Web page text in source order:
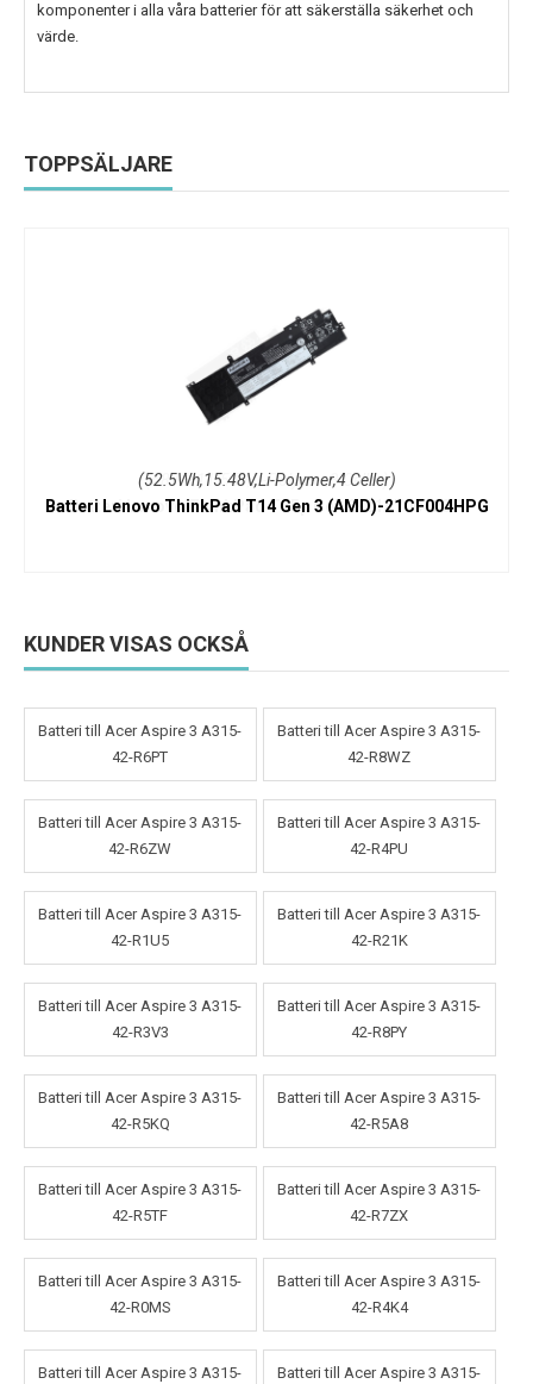
komponenter i alla våra batterier för att säkerställa säkerhet och
värde.
TOPPSÄLJARE
(52.5Wh,15.48V,Li-Polymer,4 Celler)
Batteri Lenovo ThinkPad T14 Gen 3 (AMD)-21CF004HPG
KUNDER VISAS OCKSÅ
Batteri till Acer Aspire 3 A315-
42-R6PT
Batteri till Acer Aspire 3 A315-
42-R8WZ
Batteri till Acer Aspire 3 A315-
42-R6ZW
Batteri till Acer Aspire 3 A315-
42-R4PU
Batteri till Acer Aspire 3 A315-
42-R1U5
Batteri till Acer Aspire 3 A315-
42-R21K
Batteri till Acer Aspire 3 A315-
42-R3V3
Batteri till Acer Aspire 3 A315-
42-R8PY
Batteri till Acer Aspire 3 A315-
42-R5KQ
Batteri till Acer Aspire 3 A315-
42-R5A8
Batteri till Acer Aspire 3 A315-
42-R5TF
Batteri till Acer Aspire 3 A315-
42-R7ZX
Batteri till Acer Aspire 3 A315-
42-R0MS
Batteri till Acer Aspire 3 A315-
42-R4K4
Batteri till Acer Aspire 3 A315-
Batteri till Acer Aspire 3 A315-